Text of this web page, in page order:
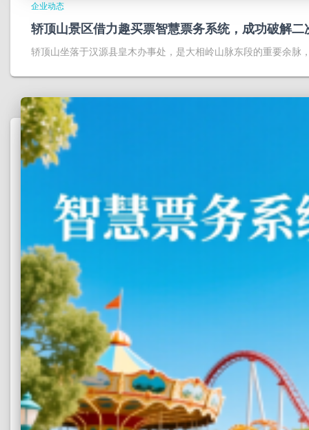
企业动态
轿顶山景区借力趣买票智慧票务系统，成功破解
轿顶山坐落于汉源县皇木办事处，是大相岭山脉东段的重要余脉